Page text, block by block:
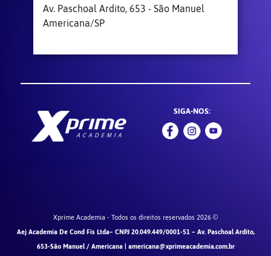
Av. Paschoal Ardito, 653 - São Manuel
Americana/SP
SIGA-NOS:
Xprime Academia - Todos os direitos reservados 2026 ©
Aej Academia De Cond Fis Ltda– CNPJ 20.049.449/0001-51 – Av. Paschoal Ardito,
653-São Manuel / Americana | americana@xprimeacademia.com.br